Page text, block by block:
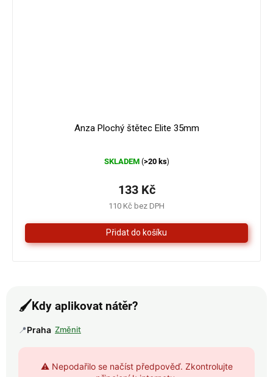
Anza Plochý štětec Elite 35mm
hodnocení
je
5,0
z
5
hvězdiček.
SKLADEM (>20 ks)
110 Kč bez DPH
133 Kč
🖌️Kdy aplikovat nátěr?
📍Praha Změnit
⚠️ Nepodařilo se načíst předpověď. Zkontrolujte